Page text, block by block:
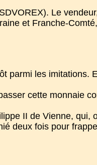
Le
et Franche-
parmi les imitations.
cette monnaie
II de Vienne, qui,
deux fois pour